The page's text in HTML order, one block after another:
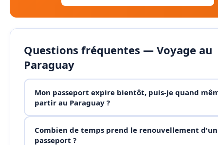
Questions fréquentes — Voyage au
Paraguay
Mon passeport expire bientôt, puis-je quand
partir au Paraguay ?
Combien de temps prend le renouvellement d'un
passeport ?